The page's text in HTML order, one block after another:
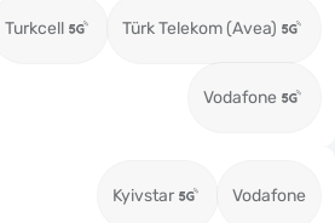
Turkcell Türk Telekom (Avea)
Vodafone
Kyivstar Vodafone